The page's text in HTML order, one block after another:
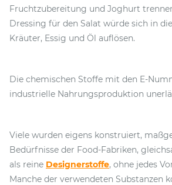
Fruchtzubereitung und Joghurt
Dressing für den Salat würde sich in
Kräuter, Essig und Öl auflösen.
Die chemischen Stoffe mit den E-
industrielle Nahrungsproduktion
Viele wurden eigens konstruiert,
Bedürfnisse der Food-Fabriken,
als reine Designerstoffe, ohne jedes
Manche der verwendeten Substanzen